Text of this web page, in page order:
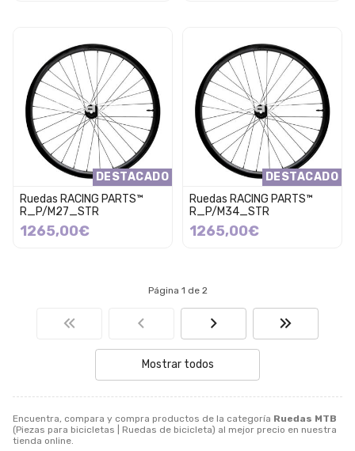
Encuentra, compara y compra productos de la categoría Ruedas MTB
(Piezas para bicicletas | Ruedas de bicicleta) al mejor precio en nuestra
tienda online.
DESTACADO
Ruedas RACING PARTS™
R_P/M27_STR
1265,00€
DESTACADO
Ruedas RACING PARTS™
R_P/M34_STR
1265,00€
Página 1 de 2
Mostrar todos